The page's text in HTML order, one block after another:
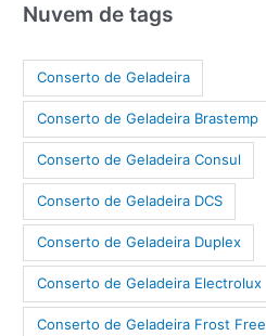
Nuvem de tags
Conserto de Geladeira
Conserto de Geladeira Brastemp
Conserto de Geladeira Consul
Conserto de Geladeira DCS
Conserto de Geladeira Duplex
Conserto de Geladeira Electrolux
Conserto de Geladeira Frost Free